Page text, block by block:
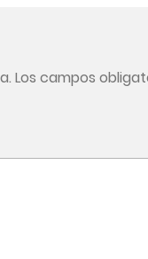
Los campos